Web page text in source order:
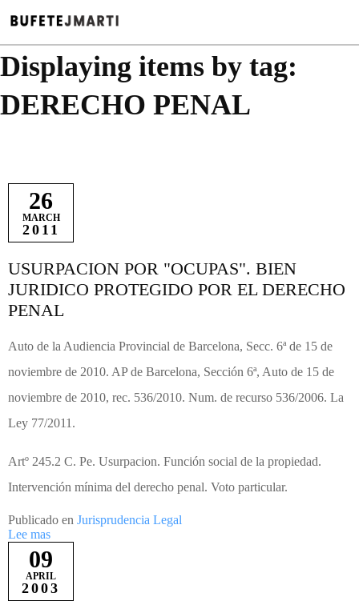
Displaying items by tag:
DERECHO PENAL
26
MARCH
2011
USURPACION POR "OCUPAS". BIEN
JURIDICO PROTEGIDO POR EL DERECHO
PENAL
Auto de la Audiencia Provincial de Barcelona, Secc. 6ª de 15 de
noviembre de 2010. AP de Barcelona, Sección 6ª, Auto de 15 de
noviembre de 2010, rec. 536/2010. Num. de recurso 536/2006. La
Ley 77/2011.
Artº 245.2 C. Pe. Usurpacion. Función social de la propiedad.
Intervención mínima del derecho penal. Voto particular.
Publicado en Jurisprudencia Legal
Lee mas
09
APRIL
2003